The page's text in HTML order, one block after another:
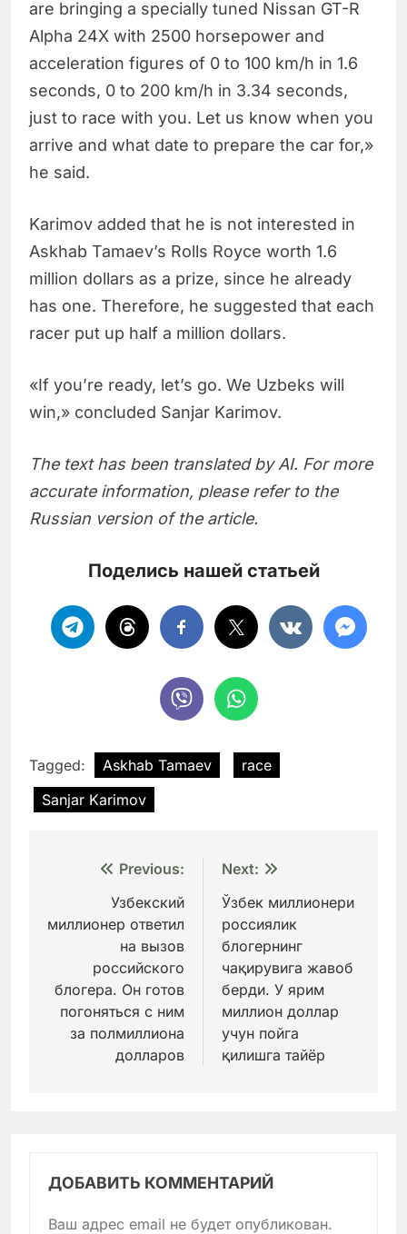
are bringing a specially tuned Nissan GT-R
Alpha 24X with 2500 horsepower and
acceleration figures of 0 to 100 km/h in 1.6
seconds, 0 to 200 km/h in 3.34 seconds,
just to race with you. Let us know when you
arrive and what date to prepare the car for,»
he said.
Karimov added that he is not interested in
Askhab Tamaev’s Rolls Royce worth 1.6
million dollars as a prize, since he already
has one. Therefore, he suggested that each
racer put up half a million dollars.
«If you’re ready, let’s go. We Uzbeks will
win,» concluded Sanjar Karimov.
The text has been translated by AI. For more
accurate information, please refer to the
Russian version of the article.
Поделись нашей статьей
Tagged: Askhab Tamaev
race
Sanjar Karimov
Навигация
записям
Previous:
Узбекский
миллионер ответил
на вызов
российского
блогера. Он готов
погоняться с ним
за полмиллиона
долларов
Next:
Ўзбек миллионери
россиялик
блогернинг
чақирувига жавоб
берди. У ярим
миллион доллар
учун пойга
қилишга тайёр
ДОБАВИТЬ КОММЕНТАРИЙ
Ваш адрес email не будет опубликован.